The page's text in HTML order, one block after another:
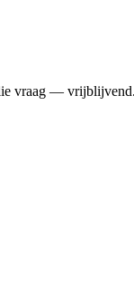
vraag — vrijblijvend.